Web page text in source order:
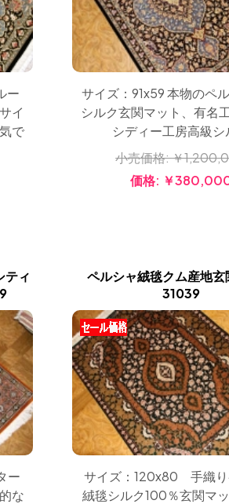
ー
イ
で
サイズ：91x59 本物のペ
シルク玄関マット、有名
シディー工房高級シ
小売価格:￥
価格: ￥
ティ
ー
な
ペルシャ絨毯クム産地玄
31039
サイズ：120x80 手織り
絨毯シルク100％玄関マ